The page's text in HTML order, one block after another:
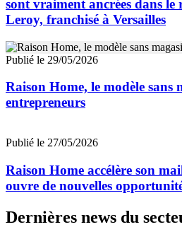
sont vraiment ancrées dans le
Leroy, franchisé à Versailles
Publié le 29/05/2026
Raison Home, le modèle sans
entrepreneurs
Publié le 27/05/2026
Raison Home accélère son
ouvre de nouvelles
Dernières news du